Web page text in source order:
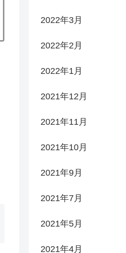
2022年3月
2022年2月
2022年1月
2021年12月
2021年11月
2021年10月
2021年9月
2021年7月
2021年5月
2021年4月